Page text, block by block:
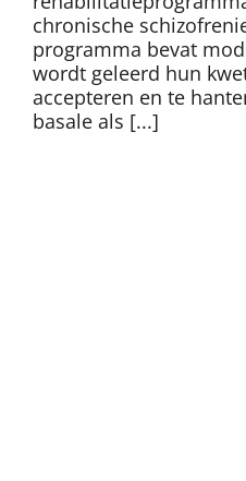
chronische
programma bevat
wordt geleerd hun
accepteren en te
basale als [...]